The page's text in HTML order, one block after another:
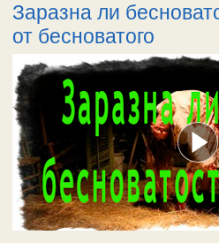
Заразна ли
от бесноватого